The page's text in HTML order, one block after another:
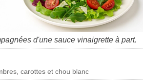
d'une sauce vinaigrette à part.
carottes et chou blanc